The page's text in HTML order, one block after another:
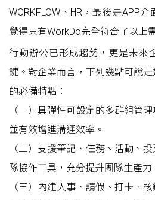
WORKFLOW、HR，最後是APP
覺得只有WorkDo完全符合了以上
行動辦公已形成趨勢，更是未來
鍵。對企業而言，下列幾點可說
的必備特點：
（一）具彈性可設定的多群組管
並有效增進溝通效率。
（二）支援筆記、任務、活動、
隊協作工具，充分提升團隊生產力
（三）內建人事、請假、打卡、